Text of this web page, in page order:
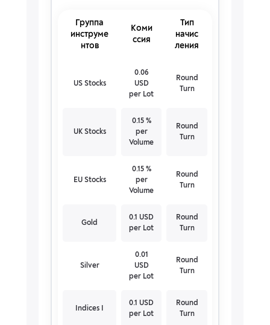
Группа
инструме
нтов
Коми
ссия
Тип
начис
ления
US Stocks
0.06
USD
per Lot
Round
Turn
UK Stocks
0.15 %
per
Volume
Round
Turn
EU Stocks
0.15 %
per
Volume
Round
Turn
Gold
0.1 USD
per Lot
Round
Turn
Silver
0.01
USD
per Lot
Round
Turn
Indices I
0.1 USD
per Lot
Round
Turn